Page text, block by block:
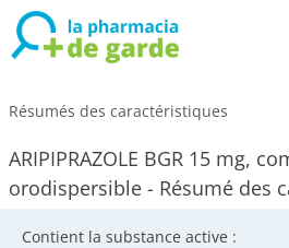
Résumés des caractéristiques
ARIPIPRAZOLE BGR 15 mg,
orodispersible - Résumé des
Contient la substance active :